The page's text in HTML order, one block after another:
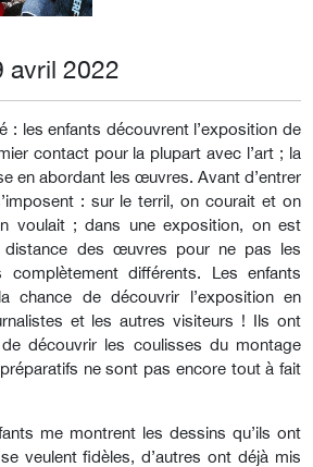
avril 2022
: les enfants découvrent l’exposition de
contact pour la plupart avec l’art ; la
en abordant les œuvres. Avant d’entrer
: sur le terril, on courait et on
voulait ; dans une exposition, on est
des œuvres pour ne pas les
complètement différents. Les enfants
de découvrir l’exposition en
et les autres visiteurs ! Ils ont
découvrir les coulisses du montage
ne sont pas encore tout à fait
me montrent les dessins qu’ils ont
veulent fidèles, d’autres ont déjà mis